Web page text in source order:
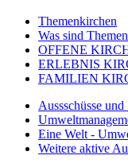
Themenkirchen
Was sind
OFFENE
ERLEBNIS
FAMILIEN
Aussschüsse
Eine Welt -
Weitere aktive